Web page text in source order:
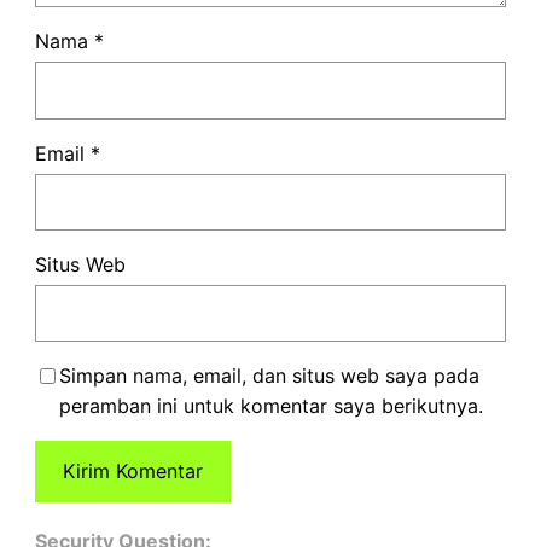
Nama *
Email *
Situs Web
Simpan nama, email, dan situs web saya pada
peramban ini untuk komentar saya berikutnya.
Security Question: